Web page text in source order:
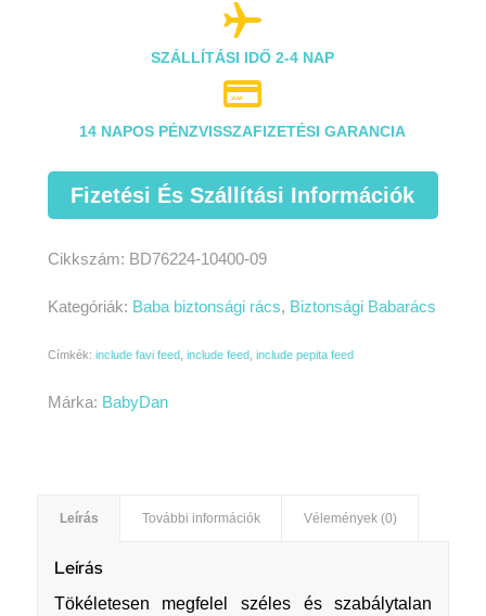

SZÁLLÍTÁSI IDŐ 2-4 NAP

14 NAPOS PÉNZVISSZAFIZETÉSI GARANCIA
Fizetési És Szállítási Információk
Cikkszám: BD76224-10400-09
Kategóriák: Baba biztonsági rács, Biztonsági Babarács
Címkék: include favi feed include feed include pepita feed
Márka: BabyDan
Leírás További információk Vélemények (0)
Leírás
Tökéletesen megfelel széles és szabálytalan